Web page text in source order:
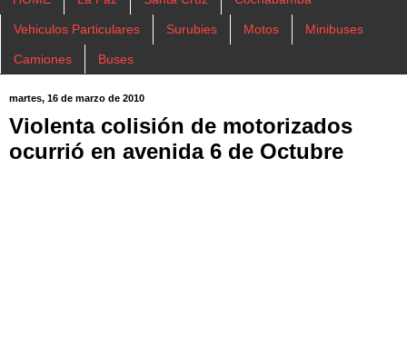
Vehiculos Particulares Surubies Motos Minibuses
Camiones Buses
martes, 16 de marzo de 2010
Violenta colisión de motorizados
ocurrió en avenida 6 de Octubre